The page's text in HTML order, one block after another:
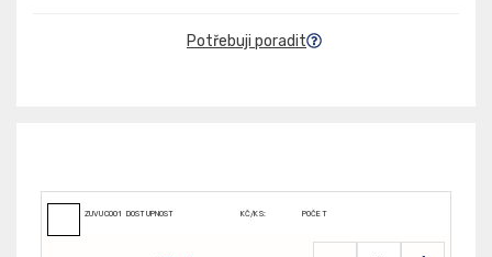
Potřebuji poradit
ZUVUC001166DOSTUPNOST KČ/KS: POČET